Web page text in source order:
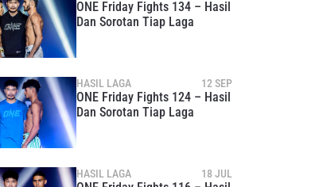
ONE Friday Fights 134 – Hasil
Dan Sorotan Tiap Laga
HASIL LAGA 12 SEP
ONE Friday Fights 124 – Hasil
Dan Sorotan Tiap Laga
HASIL LAGA 18 JUL